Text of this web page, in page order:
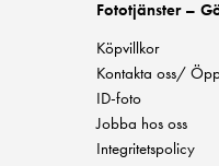
Fototjänster –
Köpvillkor
Kontakta oss/
ID-foto
Jobba hos oss
Integritetspolicy